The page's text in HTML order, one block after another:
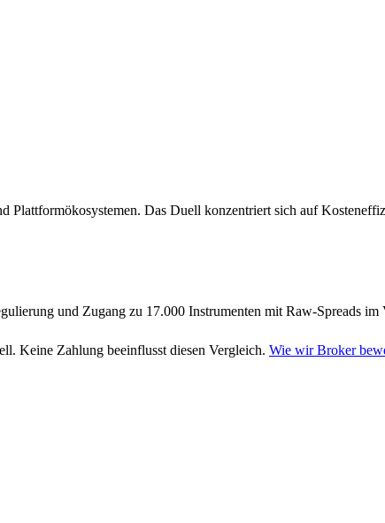
Plattformökosystemen. Das Duell konzentriert sich auf
und Zugang zu 17.000 Instrumenten mit Raw-Spreads
Keine Zahlung beeinflusst diesen Vergleich. Wie wir Broker